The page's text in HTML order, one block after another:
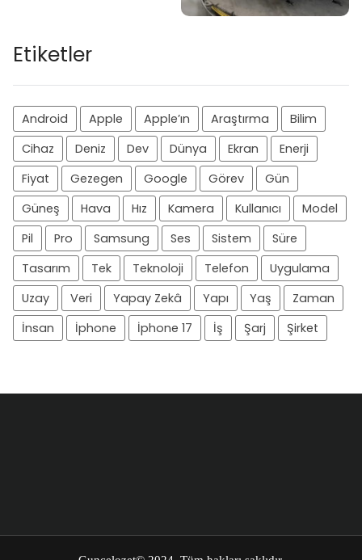
Etiketler
Android Apple Apple’ın Araştırma
Bilim
Cihaz
Deniz Dev Dünya Ekran
Enerji
Fiyat
Gezegen Google Görev
Gün
Güneş
Hava Hız Kamera Kullanıcı
Model
Pil
Pro Samsung Ses Sistem
Süre
Tasarım
Tek Teknoloji Telefon
Uygulama
Uzay
Veri Yapay Zekâ Yapı Yaş
Zaman
İnsan
İphone İphone 17 İş Şarj Şirket